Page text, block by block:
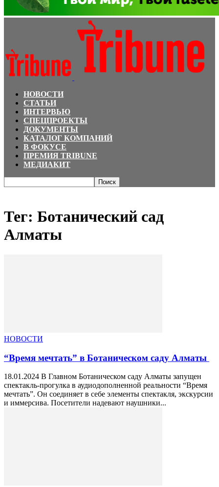
НОВОСТИ
СТАТЬИ
ИНТЕРВЬЮ
СПЕЦПРОЕКТЫ
ДОКУМЕНТЫ
КАТАЛОГ КОМПАНИЙ
В ФОКУСЕ
ПРЕМИЯ TRIBUNE
МЕДИАКИТ
Тег: Ботанический сад
Алматы
НОВОСТИ
“Время мечтать” в Ботаническом саду Алматы
18.01.2024 В Главном Ботаническом саду Алматы запущен
спектакль-прогулка в аудиодополненной реальности “Время
мечтать”. Он соединяет в себе элементы спектакля, экскурсии
и иммерсива. Посетители надевают наушники...